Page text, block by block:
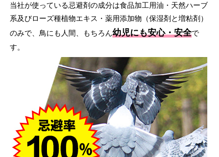
当社が使っている忌避剤の成分は食品加工用油・天然ハーブ
系及びローズ種植物エキス・薬用添加物（保湿剤と増粘剤）
のみで、鳥にも人間、もちろん幼児にも安心・安全で
す。